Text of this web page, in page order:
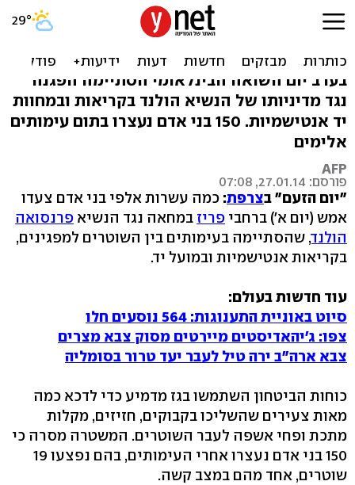
מחאה נגד נשיא צרפת הפכה
למפגן אנטישמי
בערב יום השואה הבינלאומי הסתיימה הפגנה
נגד מדיניותו של הנשיא הולנד בקריאות ובמחוות
יד אנטישמיות. 150 בני אדם נעצרו בתום עימותים
אלימים
AFP
פורסם: 27.01.14, 07:08
"יום הזעם" בצרפת: כמה עשרות אלפי בני אדם צעדו
אמש (יום א') ברחבי פריז במחאה נגד הנשיא פרנסואה
הולנד, שהסתיימה בעימותים בין השוטרים למפגינים,
בקריאות אנטישמיות ובמועל יד.
עוד חדשות בעולם:
סיוט באוניית התענוגות: 564 נוסעים חלו
צפו: ג'יהאדיסטים מיירטים מסוק צבא מצרים
צבא ארה"ב ירה טיל לעבר יעד טרור בסומליה
כוחות הביטחון השתמשו בגז מדמיע כדי לדכא כמה
מאות צעירים שהשליכו בקבוקים, חזיזים, מקלות
מתכת ופחי אשפה לעבר השוטרים. המשטרה מסרה כי
150 בני אדם נעצרו אחרי העימותים, בהם נפצעו 19
שוטרים, אחד מהם במצב קשה.